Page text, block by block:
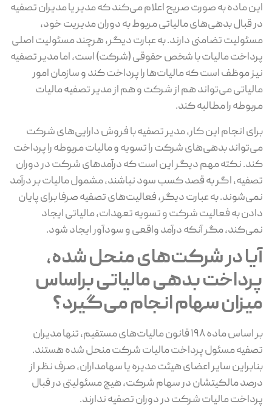
این ماده به ‌صورت صریح اعلام می‌کند که مدیر یا مدیران تصفیه
در قبال بدهی‌های مالیاتی مربوط به دوران مدیریت خود،
مسئولیت تضامنی دارند. به عبارت دیگر، هرچند مسئولیت اصلی
پرداخت مالیات با شخص حقوقی (شرکت) است، اما مدیر تصفیه
نیز موظف است که مالیات‌ها را پرداخت کند و سازمان امور
مالیاتی می‌تواند هم از شرکت و هم از مدیر تصفیه مالیات
مربوطه را مطالبه کند.
برای انجام این کار، مدیر تصفیه با فروش دارایی‌های شرکت
می‌تواند بدهی‌های شرکت را تسویه و مالیات مربوطه را پرداخت
کند. نکته مهم دیگر این است که درآمدهای شرکت در دوران
تصفیه، اگر به قصد کسب سود نباشند، مشمول مالیات بر درآمد
نمی‌شوند. به عبارت دیگر، فعالیت‌های تصفیه صرفا برای پایان
دادن به فعالیت شرکت و تسویه تعهدات، مالیاتی ایجاد
نمی‌کند، مگر آنکه درآمد واقعی و سودآور ایجاد شود.
آیا در شرکت‌های منحل ‌شده،
پرداخت بدهی مالیاتی براساس
میزان سهام انجام می‌گیرد؟
بر اساس ماده ۱۹۸ قانون مالیات‌های مستقیم، تنها مدیران
تصفیه مسئول پرداخت مالیات شرکت منحل ‌شده هستند.
بنابراین سایر اعضای هیئت‌ مدیره یا سهامداران، صرف‌ نظر از
درصد مالکیتشان در سهام شرکت، هیچ مسئولیتی در قبال
پرداخت مالیات شرکت در دوران تصفیه ندارند.